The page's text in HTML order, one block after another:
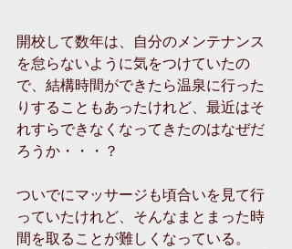
開校して数年は、自分のメンテナンス
を怠らないように気をつけていたの
で、結構時間ができたら温泉に行った
りすることもあったけれど、最近はそ
れすらできなくなってきたのはなぜだ
ろうか・・・？
ついでにマッサージも頃合いを見て行
っていたけれど、そんなまとまった時
間を取ることが難しくなっている。